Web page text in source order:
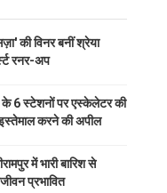
की विनर बनीं श्रेया
रनर-अप
के 6 स्टेशनों पर एस्केलेटर की
करने की अपील
में भारी बारिश से
प्रभावित